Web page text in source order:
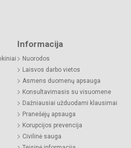
Informacija
Nuorodos
Laisvos darbo vietos
Asmens duomenų apsauga
Konsultavimasis su visuomene
Dažniausiai užduodami klausimai
Pranešėjų apsauga
Korupcijos prevencija
Civilinė sauga